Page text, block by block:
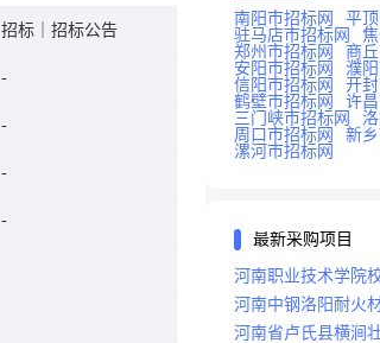
招标｜招标公告
南阳市招标网
平
驻马店市招标网
郑州市招标网
商
安阳市招标网
濮
信阳市招标网
开
鹤壁市招标网
许
三门峡市招标网
周口市招标网
新
漯河市招标网
最新采购项目
河南职业技术学院
河南中钢洛阳耐火
标
河南省卢氏县横涧